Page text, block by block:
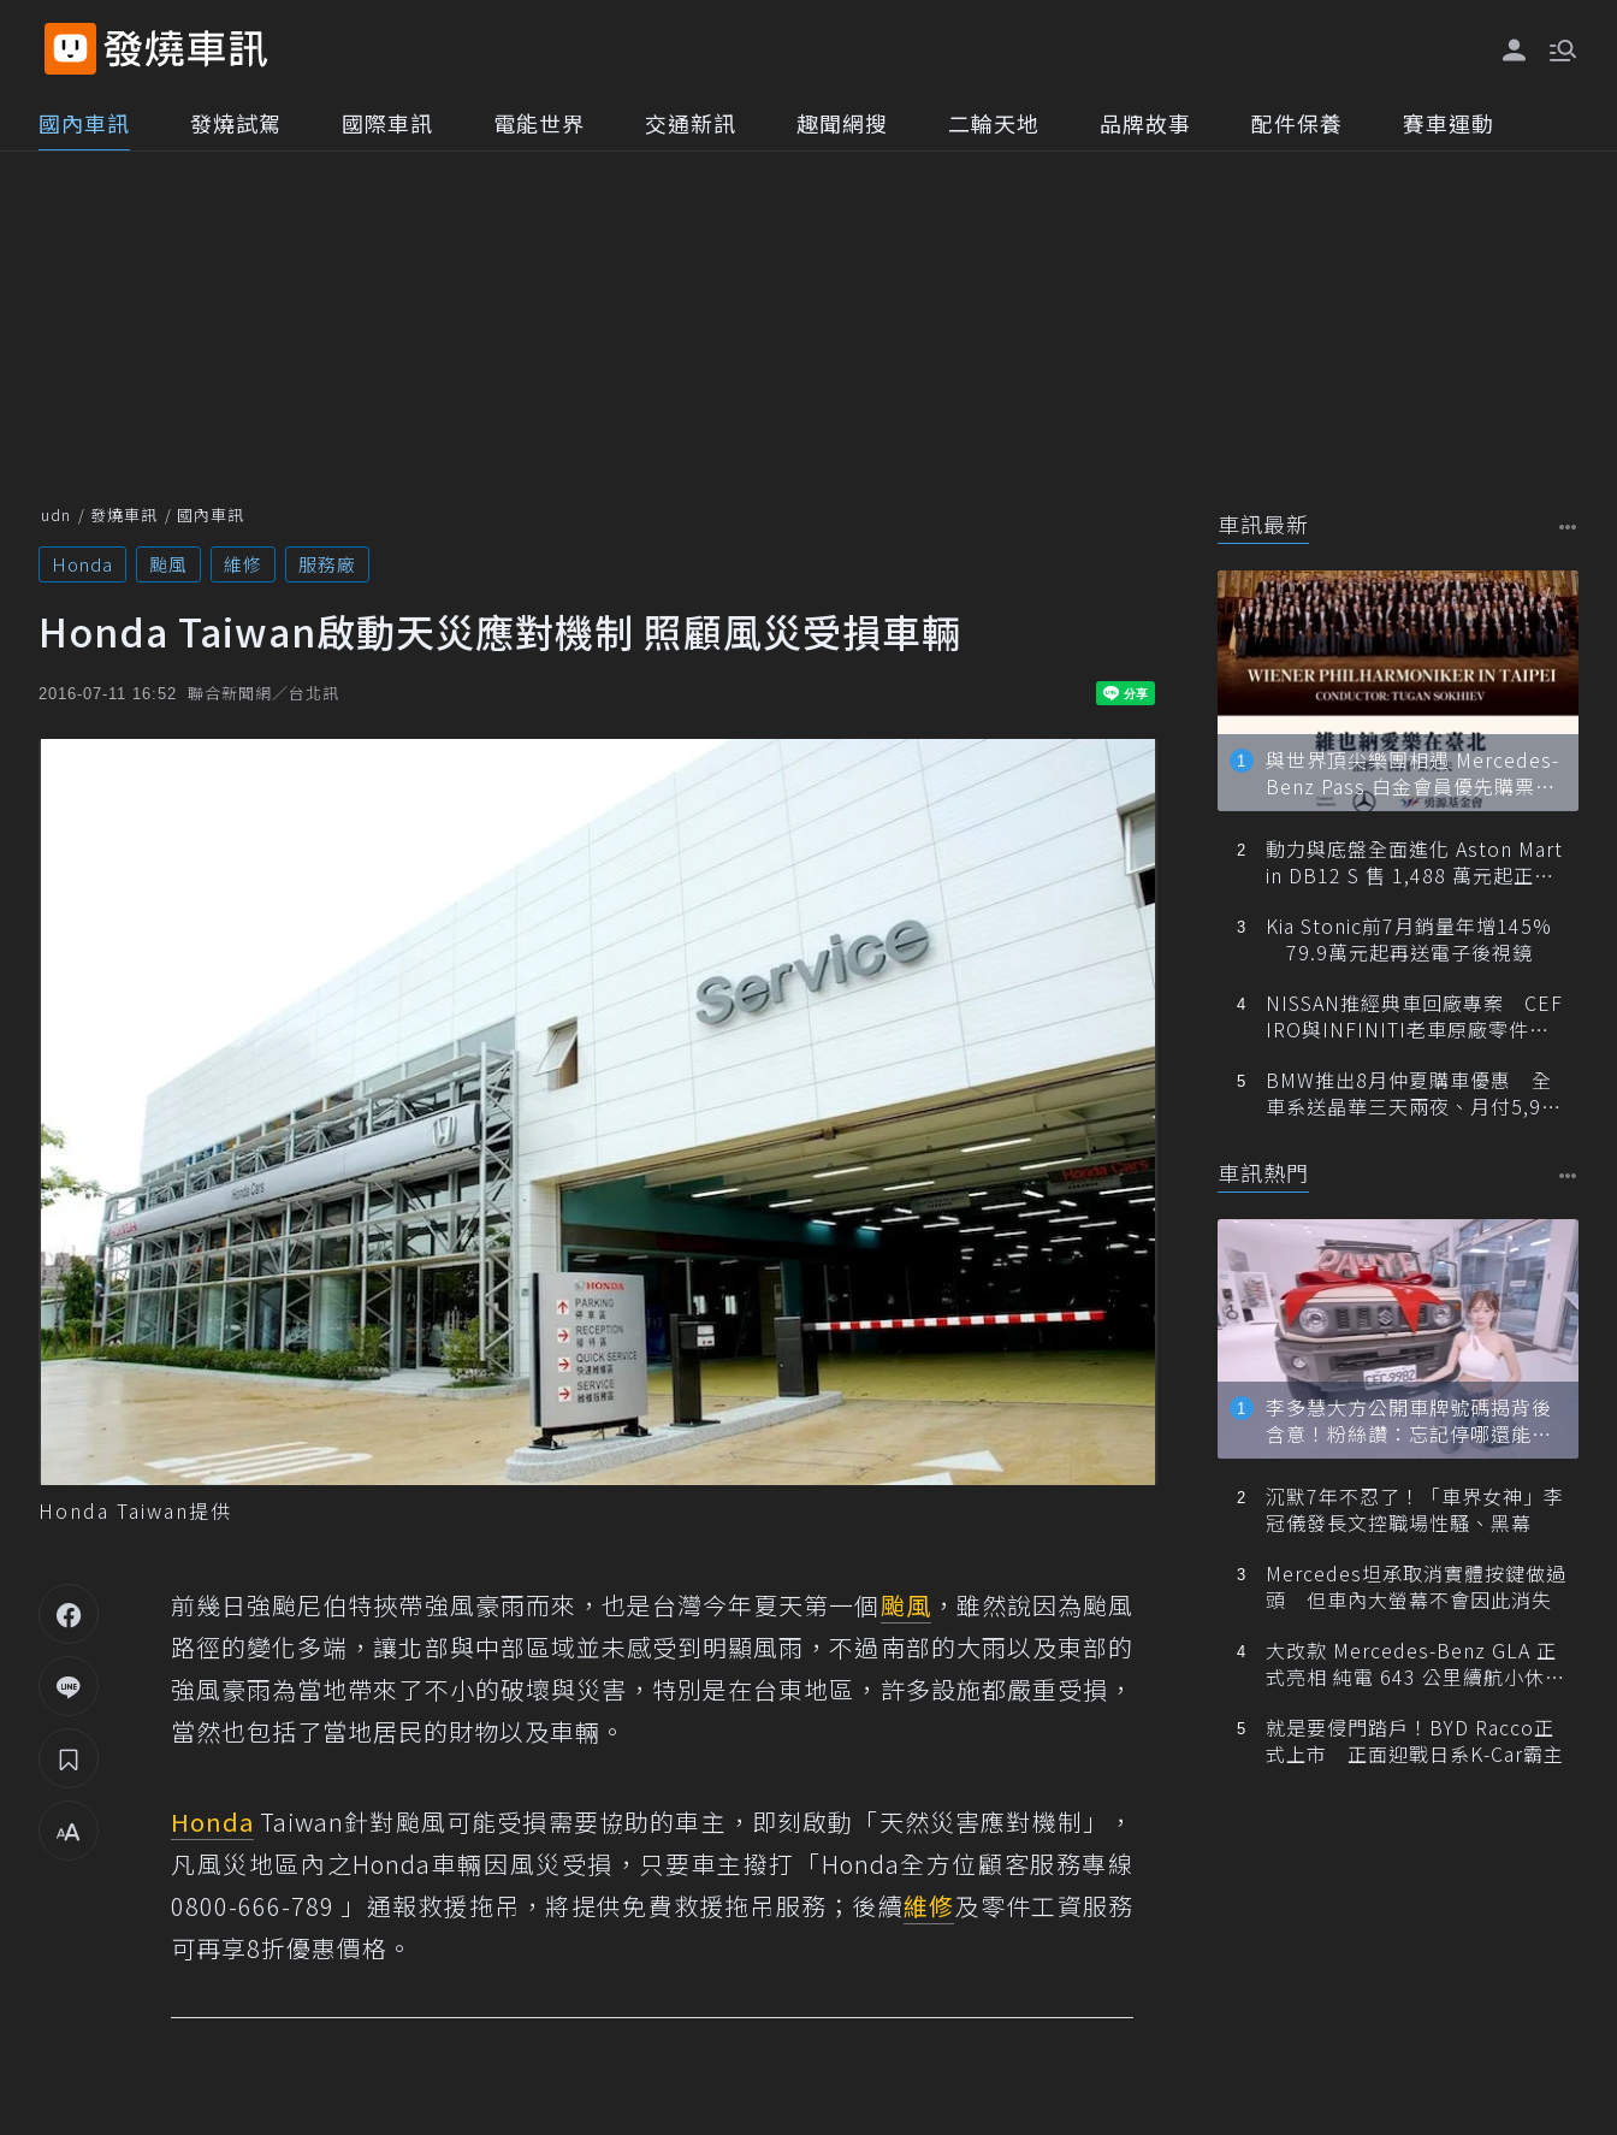
國內車訊 發燒試駕 國際車訊 電能世界 交通新訊 趣聞網搜 二輪天地 品牌故事 配件保養 賽車運動
udn 發燒車訊 國內車訊
Honda 颱風 維修 服務廠
Honda Taiwan啟動天災應對機制 照顧風災受損車輛
2016-07-11 16:52 聯合新聞網／台北訊
Honda Taiwan提供
前幾日強颱尼伯特挾帶強風豪雨而來，也是台灣今年夏天第一個颱風 ，雖然說因為颱風
路徑的變化多端，讓北部與中部區域並未感受到明顯風雨，不過南部的大雨以及東部的
強風豪雨為當地帶來了不小的破壞與災害，特別是在台東地區，許多設施都嚴重受損，
當然也包括了當地居民的財物以及車輛。
Honda Taiwan針對颱風可能受損需要協助的車主，即刻啟動「天然災害應對機制」，
凡風災地區內之Honda車輛因風災受損，只要車主撥打「Honda全方位顧客服務專線
0800-666-789 」通報救援拖吊，將提供免費救援拖吊服務；後續維修及零件工資服務
可再享8折優惠價格。
車訊最新
與世界頂尖樂團相遇 Mercedes-
Benz Pass 白金會員優先購票維
也納愛樂
動力與底盤全面進化 Aston Mart
in DB12 S 售 1,488 萬元起正式
Kia Stonic前7月銷量年增145%
79.9萬元起再送電子後視鏡
NISSAN推經典車回廠專案 CEF
IRO與INFINITI老車原廠零件最
BMW推出8月仲夏購車優惠 全
車系送晶華三天兩夜、月付5,900
車訊熱門
李多慧大方公開車牌號碼揭背後
含意！粉絲讚：忘記停哪還能幫
忙找車
沉默7年不忍了！「車界女神」李
冠儀發長文控職場性騷、黑幕
Mercedes坦承取消實體按鍵做過
頭 但車內大螢幕不會因此消失
大改款 Mercedes-Benz GLA 正
式亮相 純電 643 公里續航小休
就是要侵門踏戶！BYD Racco正
式上市 正面迎戰日系K-Car霸主